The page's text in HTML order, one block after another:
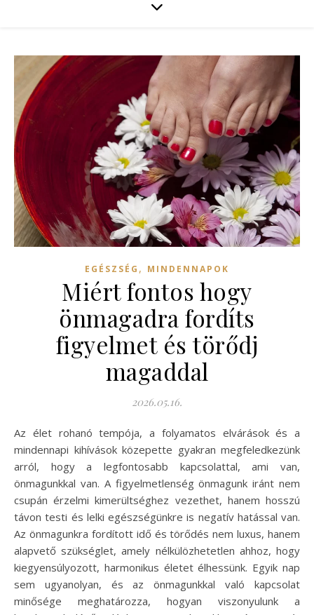
EGÉSZSÉG , MINDENNAPOK
Miért fontos hogy
önmagadra fordíts
figyelmet és törődj
magaddal
2026.05.16.
Az élet rohanó tempója, a folyamatos elvárások és a
mindennapi kihívások közepette gyakran megfeledkezünk
arról, hogy a legfontosabb kapcsolattal, ami van,
önmagunkkal van. A figyelmetlenség önmagunk iránt nem
csupán érzelmi kimerültséghez vezethet, hanem hosszú
távon testi és lelki egészségünkre is negatív hatással van.
Az önmagunkra fordított idő és törődés nem luxus, hanem
alapvető szükséglet, amely nélkülözhetetlen ahhoz, hogy
kiegyensúlyozott, harmonikus életet élhessünk. Egyik nap
sem ugyanolyan, és az önmagunkkal való kapcsolat
minősége meghatározza, hogyan viszonyulunk a